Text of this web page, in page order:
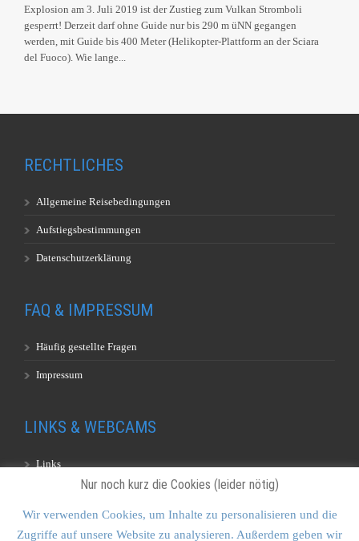
Explosion am 3. Juli 2019 ist der Zustieg zum Vulkan Stromboli
gesperrt! Derzeit darf ohne Guide nur bis 290 m üNN gegangen
werden, mit Guide bis 400 Meter (Helikopter-Plattform an der Sciara
del Fuoco). Wie lange...
RECHTLICHES
Allgemeine Reisebedingungen
Aufstiegsbestimmungen
Datenschutzerklärung
FAQ & IMPRESSUM
Häufig gestellte Fragen
Impressum
LINKS & WEBCAMS
Links
Nur noch kurz die Cookies (leider nötig)
Wir verwenden Cookies, um Inhalte zu personalisieren und die
Zugriffe auf unsere Website zu analysieren. Außerdem geben wir